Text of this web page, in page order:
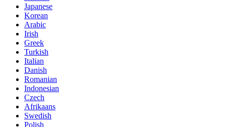
Japanese
Korean
Arabic
Irish
Greek
Turkish
Italian
Danish
Romanian
Indonesian
Czech
Afrikaans
Swedish
Polish